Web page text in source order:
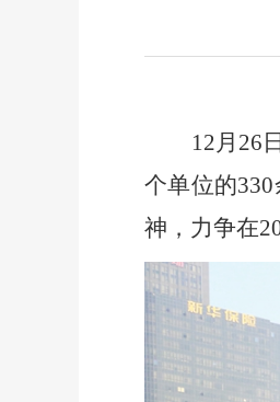
12月26日
个单位的
神， 力争在